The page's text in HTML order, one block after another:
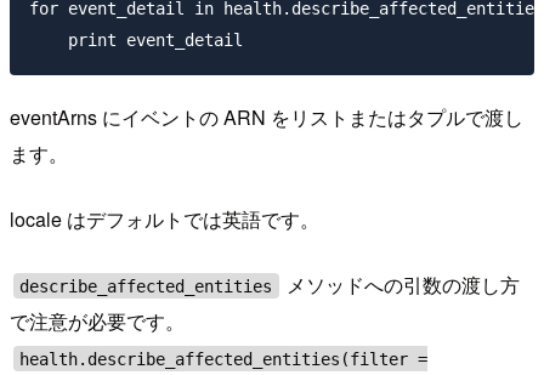
for event_detail in
eventArns にイベントの ARN をリストまたはタプルで渡し
ます。
locale はデフォルトでは英語です。
describe_affected_entities
メソッドへの引数の渡し方
で注意が必要です。
health.describe_affected_entities(filter =